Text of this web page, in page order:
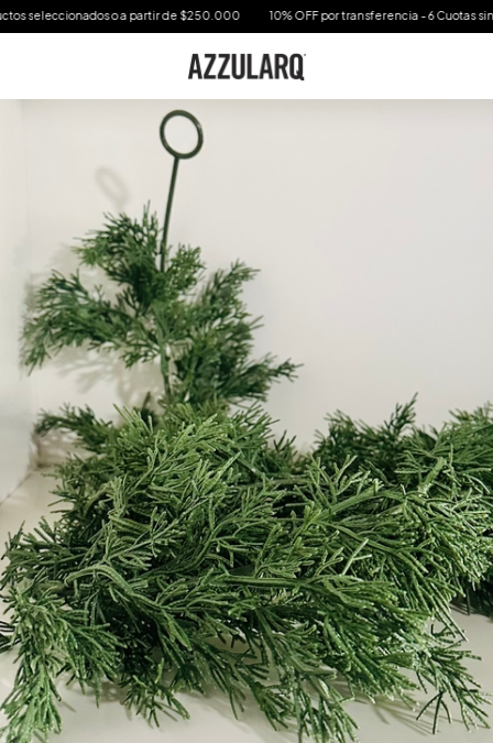
o a partir de $250.000 10% OFF por transferencia - 6 Cuotas sin interes